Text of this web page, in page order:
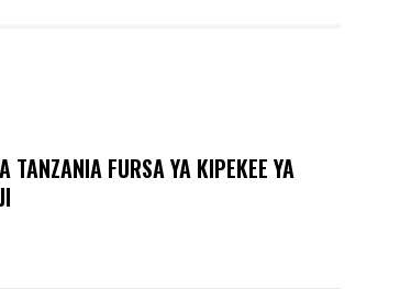
TANZANIA FURSA YA KIPEKEE YA